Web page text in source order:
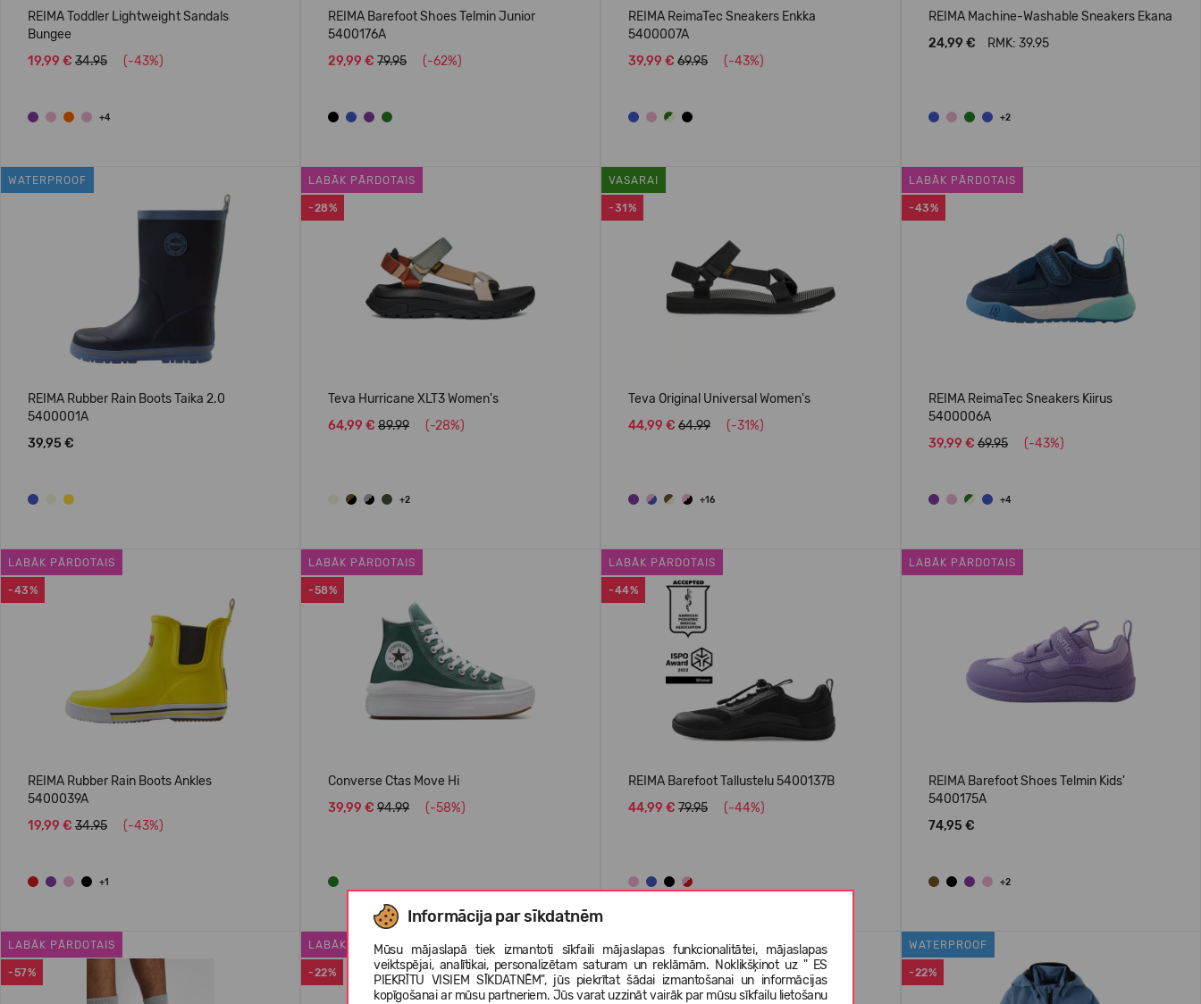
Informācija par sīkdatnēm
Mūsu mājaslapā tiek izmantoti sīkfaili mājaslapas funkcionalitātei, mājaslapas
veiktspējai, analītikai, personalizētam saturam un reklāmām. Noklikšķinot uz " ES
PIEKRĪTU VISIEM SĪKDATNĒM", jūs piekrītat šādai izmantošanai un informācijas
kopīgošanai ar mūsu partneriem. Jūs varat uzzināt vairāk par mūsu sīkfailu lietošanu
REIMA Toddler Lightweight Sandals
Bungee
19,99 € 34.95 (-43%)
+4
REIMA Barefoot Shoes Telmin Junior
5400176A
29,99 € 79.95 (-62%)
REIMA ReimaTec Sneakers Enkka
5400007A
39,99 € 69.95 (-43%)
REIMA Machine-Washable Sneakers Ekana
24,99 €
RMK: 39.95
+2
WATERPROOF
REIMA Rubber Rain Boots Taika 2.0
5400001A
39,95 €
-28%
LABĀK PĀRDOTAIS
Teva Hurricane XLT3 Women's
64,99 € 89.99 (-28%)
+2
-31%
VASARAI
Teva Original Universal Women's
44,99 € 64.99 (-31%)
+16
-43%
LABĀK PĀRDOTAIS
REIMA ReimaTec Sneakers Kiirus
5400006A
39,99 € 69.95 (-43%)
+4
-43%
LABĀK PĀRDOTAIS
REIMA Rubber Rain Boots Ankles
5400039A
19,99 € 34.95 (-43%)
+1
-58%
LABĀK PĀRDOTAIS
Converse Ctas Move Hi
39,99 € 94.99 (-58%)
-44%
LABĀK PĀRDOTAIS
REIMA Barefoot Tallustelu 5400137B
44,99 € 79.95 (-44%)
LABĀK PĀRDOTAIS
REIMA Barefoot Shoes Telmin Kids'
5400175A
74,95 €
+2
-57%
LABĀK PĀRDOTAIS
-22%
LABĀK PĀRDOTAIS
-40%
VASARAI
-22%
WATERPROOF